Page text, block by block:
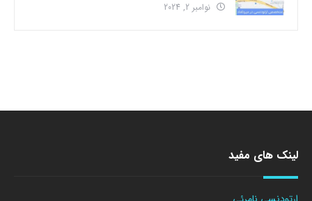
نوامبر 2, 2024
لینک های مفید